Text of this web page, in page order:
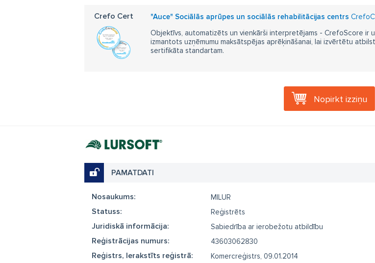
Crefo Cert "Auce" Sociālās aprūpes un sociālās rehabilitācijas centrs
Objektīvs, automatizēts un vienkārši interpretējams - CrefoScore ir
izmantots uzņēmumu maksātspējas aprēķināšanai, lai izvērtētu
sertifikāta standartam.
Nopirkt izziņu
PAMATDATI
Nosaukums: MILUR
Statuss: Reģistrēts
Juridiskā informācija: Sabiedrība ar ierobežotu atbildību
Reģistrācijas numurs: 43603062830
Reģistrs, Ierakstīts reģistrā: Komercreģistrs, 09.01.2014